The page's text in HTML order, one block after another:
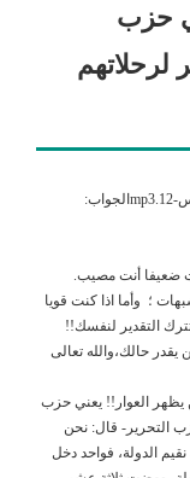
حزب
ضعيفا أنت مصيب.
؛ وأما اذا كنت قويا
التقدير لنفسك!!
حالك،والله تعالى
يظهر العوار!! يعني حزب
التحرير- قال: نحن
الدولة، فواحد دخل